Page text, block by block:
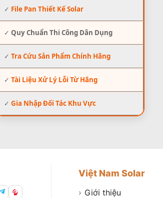
✓ File Pan Thiết Kế Solar
✓ Quy Chuẩn Thi Công Dân Dụng
✓ Tra Cứu Sản Phẩm Chính Hãng
✓ Tài Liệu Xử Lý Lỗi Từ Hãng
✓ Gia Nhập Đối Tác Khu Vực
Việt Nam Solar
› Giới thiệu